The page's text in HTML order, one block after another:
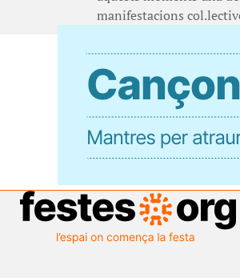
manifestacions